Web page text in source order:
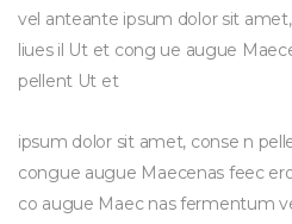
vel anteante ipsum dolor sit
liues il Ut et cong ue augue
pellent Ut et
ipsum dolor sit amet, conse n
congue augue Maecenas feec
co augue Maec nas fermentum